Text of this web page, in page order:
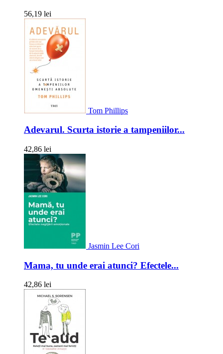
56,19 lei
Tom Phillips
Adevarul. Scurta istorie a tampeniilor...
42,86 lei
Jasmin Lee Cori
Mama, tu unde erai atunci? Efectele...
42,86 lei